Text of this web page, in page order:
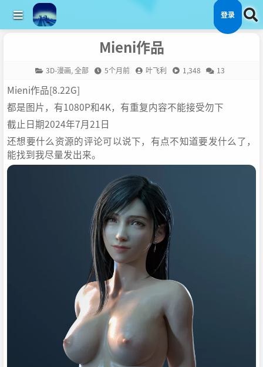
登录
Mieni作品
3D-漫画,全部 5个月前 叶飞利 1,348 13
Mieni作品[8.22G]
都是图片，有1080P和4K，有重复内容不能接受勿下
截止日期2024年7月21日
还想要什么资源的评论可以说下，有点不知道要发什么了，
能找到我尽量发出来。